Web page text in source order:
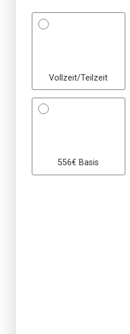
Vollzeit/Teilzeit
556€ Basis